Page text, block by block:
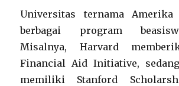
Universitas ternama Amerika
berbagai program
Misalnya, Harvard
Financial Aid Initiative,
memiliki Stanford